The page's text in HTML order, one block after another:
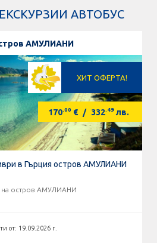
АВТОБУС
АМУЛИАНИ
ХИТ ОФЕРТА!
170.00 € / 332.49 лв.
в Гърция остров АМУЛИАНИ
остров АМУЛИАНИ
от: 19.09.2026 г.